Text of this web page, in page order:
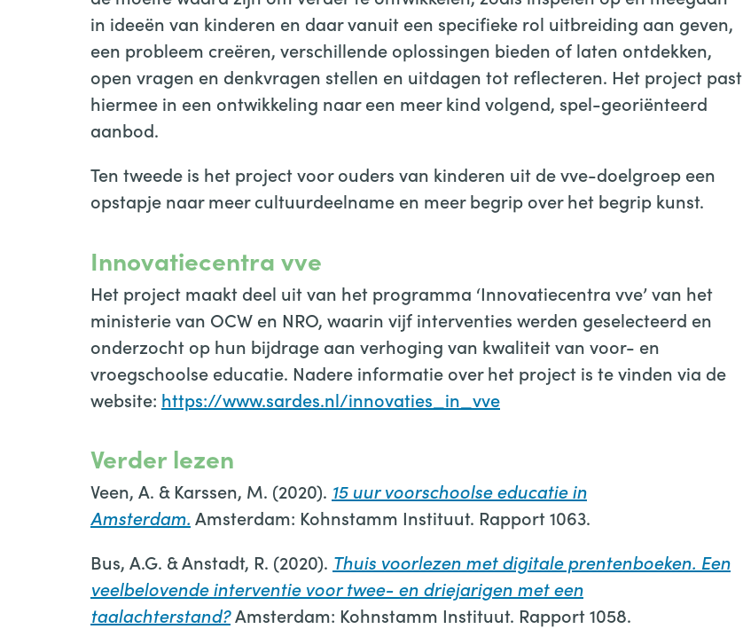
in ideeën van kinderen en daar vanuit een specifieke rol uitbreiding aan geven,
een probleem creëren, verschillende oplossingen bieden of laten ontdekken,
open vragen en denkvragen stellen en uitdagen tot reflecteren. Het project past
hiermee in een ontwikkeling naar een meer kind volgend, spel-georiënteerd
aanbod.
Ten tweede is het project voor ouders van kinderen uit de vve-doelgroep een
opstapje naar meer cultuurdeelname en meer begrip over het begrip kunst.
Innovatiecentra vve
Het project maakt deel uit van het programma ‘Innovatiecentra vve’ van het
ministerie van OCW en NRO, waarin vijf interventies werden geselecteerd en
onderzocht op hun bijdrage aan verhoging van kwaliteit van voor- en
vroegschoolse educatie. Nadere informatie over het project is te vinden via de
website: https://www.sardes.nl/innovaties_in_vve
Verder lezen
Veen, A. & Karssen, M. (2020). 15 uur voorschoolse educatie in
Amsterdam. Amsterdam: Kohnstamm Instituut. Rapport 1063.
Bus, A.G. & Anstadt, R. (2020). Thuis voorlezen met digitale prentenboeken. Een
veelbelovende interventie voor twee- en driejarigen met een
taalachterstand?Amsterdam: Kohnstamm Instituut. Rapport 1058.